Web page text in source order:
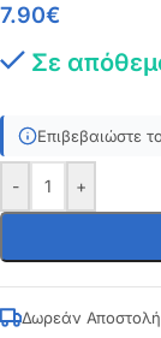
7.90€
Σε
Επιβεβαιώστε
- +
Δωρεάν